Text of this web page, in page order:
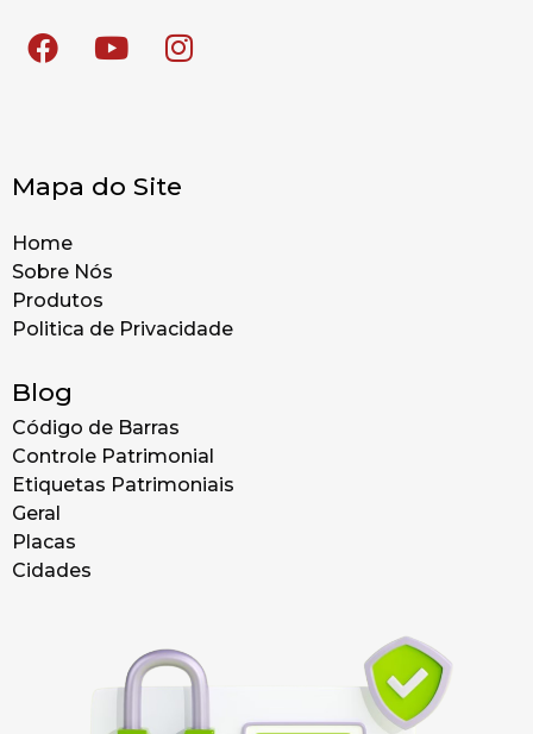
Mapa do Site
Home
Sobre Nós
Produtos
Politica de Privacidade
Blog
Código de Barras
Controle Patrimonial
Etiquetas Patrimoniais
Geral
Placas
Cidades